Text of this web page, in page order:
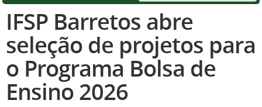
IFSP Barretos abre
seleção de projetos para
o Programa Bolsa de
Ensino 2026